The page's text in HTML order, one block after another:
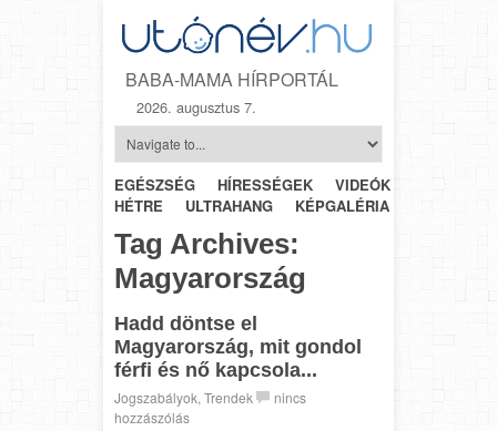
BABA-MAMA HÍRPORTÁL
2026. augusztus 7.
EGÉSZSÉG HÍRESSÉGEK VIDEÓK
HÉTRŐL-
HÉTRE
ULTRAHANG KÉPGALÉRIA
Tag Archives:
Magyarország
Hadd döntse el
Magyarország, mit gondol
férfi és nő kapcsola...
Jogszabályok, Trendek
nincs
hozzászólás